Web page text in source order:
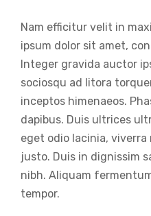
Nam efficitur velit in
ipsum dolor sit amet,
Integer gravida auctor
sociosqu ad litora
inceptos himenaeos.
dapibus. Duis ultrices
eget odio lacinia,
justo. Duis in dignissim
nibh. Aliquam
tempor.